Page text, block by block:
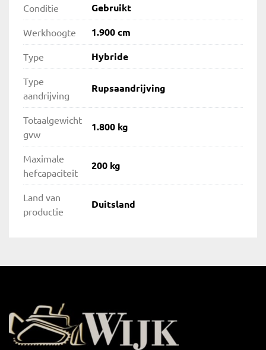
Conditie Gebruikt
Werkhoogte 1.900 cm
Type Hybride
Type
aandrijving
Rupsaandrijving
Totaalgewicht
gvw
1.800 kg
Maximale
hefcapaciteit
200 kg
Land van
productie
Duitsland